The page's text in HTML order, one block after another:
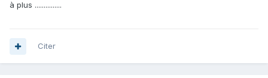
à plus ...............
Citer